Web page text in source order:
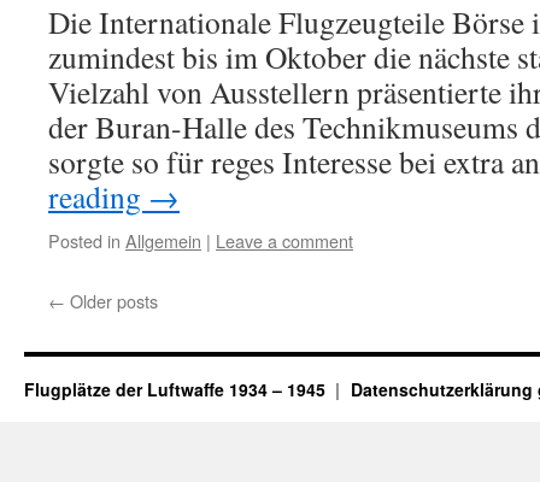
Die Internationale Flugzeugteile Börse
zumindest bis im Oktober die nächste
Vielzahl von Ausstellern präsentierte
der Buran-Halle des Technikmuseums
sorgte so für reges Interesse bei extra
reading →
Posted in Allgemein | Leave a comment
← Older posts
Flugplätze der Luftwaffe 1934 – 1945 Datenschutzerklärung